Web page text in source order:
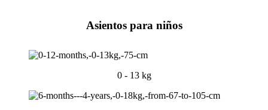
Asientos para niños
0 - 13 kg